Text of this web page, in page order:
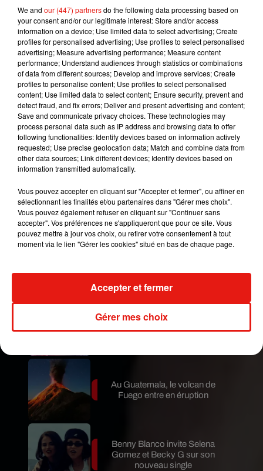
Publié : 20 mars 2020 à 12h51 par Virgil Bauchaud
Kaddoura précise que tous ces véhicules ont été
désinfectés.
Il faut soutenir et soulager ceux qui sont en
première ligne. Partagez l’info pour aider tout le
personnel à se déplacer.
#SoutienAuxSoignants.
pic.twitter.com/mCjaeN5m05
— Virtuo (@VirtuoFR)March 19, 2020
Mundo Latino
Guatemala : l'éruption du volcan
de Fuego est terminée
Karol G dévoile la tracklist de
Au Guatemala, le volcan de
Fuego entre en éruption
Benny Blanco invite Selena
Gomez et Becky G sur son
nouveau single
We and our (447) partnersdo the following data processing based on
your consent and/or our legitimate interest: Store and/or access
information on a device; Use limited data to select advertising; Create
profiles for personalised advertising; Use profiles to select personalised
advertising; Measure advertising performance; Measure content
performance; Understand audiences through statistics or combinations
of data from different sources; Develop and improve services; Create
profiles to personalise content; Use profiles to select personalised
content; Use limited data to select content; Ensure security, prevent and
detect fraud, and fix errors; Deliver and present advertising and content;
Save and communicate privacy choices. These technologies may
process personal data such as IP address and browsing data to offer
following functionalities: Identify devices based on information actively
requested; Use precise geolocation data; Match and combine data from
other data sources; Link different devices; Identify devices based on
information transmitted automatically.
Vous pouvez accepter en cliquant sur "Accepter et fermer", ou affiner en
sélectionnant les finalités et/ou partenaires dans "Gérer mes choix".
Vous pouvez également refuser en cliquant sur "Continuer sans
accepter". Vos préférences ne s'appliqueront que pour ce site. Vous
pouvez mettre à jour vos choix, ou retirer votre consentement à tout
moment via le lien "Gérer les cookies" situé en bas de chaque page.
Gérer mes choix
Accepter et fermer